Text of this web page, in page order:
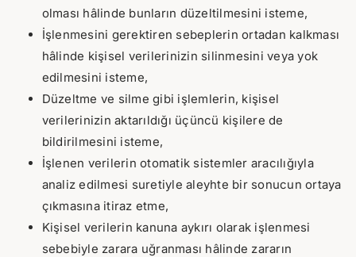
olması hâlinde bunların düzeltilmesini isteme,
İşlenmesini gerektiren sebeplerin ortadan kalkması
hâlinde kişisel verilerinizin silinmesini veya yok
edilmesini isteme,
Düzeltme ve silme gibi işlemlerin, kişisel
verilerinizin aktarıldığı üçüncü kişilere de
bildirilmesini isteme,
İşlenen verilerin otomatik sistemler aracılığıyla
analiz edilmesi suretiyle aleyhte bir sonucun ortaya
çıkmasına itiraz etme,
Kişisel verilerin kanuna aykırı olarak işlenmesi
sebebiyle zarara uğranması hâlinde zararın